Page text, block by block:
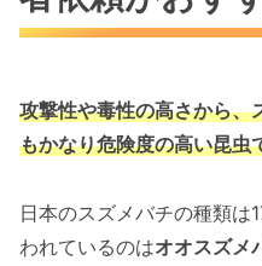
攻撃性や毒性の高さから、
もかなり危険度の高い昆虫
日本のスズメバチの種類は
われているのはオオスズメ